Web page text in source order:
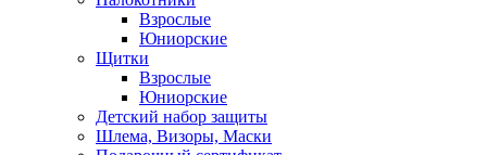
Взрослые
Юниорские
Щитки
Взрослые
Юниорские
Детский набор защиты
Шлема, Визоры, Маски